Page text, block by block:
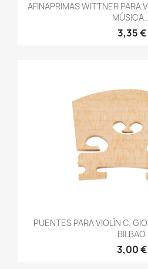
AFINAPRIMAS WITTNER PARA
3,35 €
PUENTES PARA VIOLÍN C.
BILBAO
3,00 €